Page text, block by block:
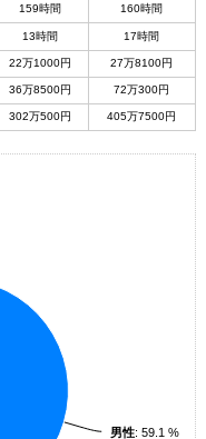
159時間 160時間
13時間 17時間
22万1000円 27万8100円
36万8500円 72万300円
302万500円 405万7500円
男性: 59.1 %